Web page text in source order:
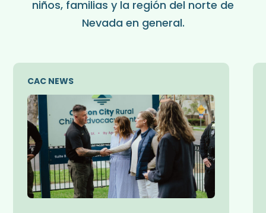
niños, familias y la región del norte de
Nevada en general.
CAC NEWS